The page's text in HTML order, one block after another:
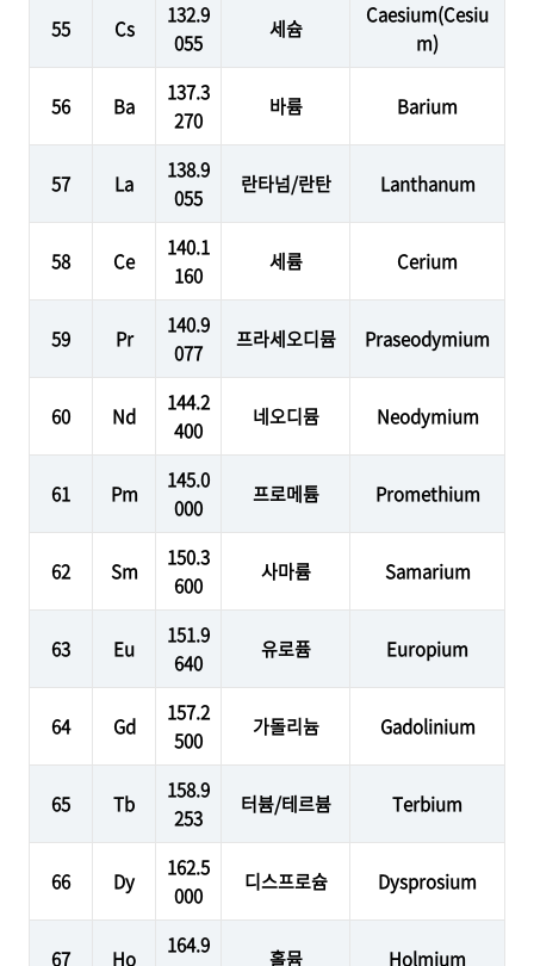
55 Cs
132.9
055
세슘
Caesium(Cesiu
m)
56 Ba
137.3
270
바륨 Barium
57 La
138.9
055
란타넘/란탄 Lanthanum
58 Ce
140.1
160
세륨 Cerium
59 Pr
140.9
077
프라세오디뮴 Praseodymium
60 Nd
144.2
400
네오디뮴 Neodymium
61 Pm
145.0
000
프로메튬 Promethium
62 Sm
150.3
600
사마륨 Samarium
63 Eu
151.9
640
유로퓸 Europium
64 Gd
157.2
500
가돌리늄 Gadolinium
65 Tb
158.9
253
터븀/테르븀 Terbium
66 Dy
162.5
000
디스프로슘 Dysprosium
67 Ho
164.9
홀뮴 Holmium